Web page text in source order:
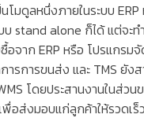
นโมดูลหนึ่งภายในระบบ
stand alone ก็ได้ แต่จะท
อจาก ERP หรือ โปรแกรม
ารการขนส่ง และ TMS ยัง
โดยประสานงานในส่วน
อส่งมอบแก่ลูกค้าให้รวดเ